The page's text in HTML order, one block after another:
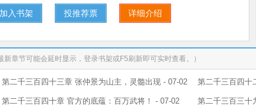
加入书架 投推荐票 详细介绍
新章节可能会延时显示，登录书架或F5刷新即可实时查看。）
第二千三百四十三章 张仲景为山主，灵髓出现 - 07-02 第二千三百四十
07-02
第二千三百四十章 官方的底蕴：百万武将！ - 07-02 第二千三百三十